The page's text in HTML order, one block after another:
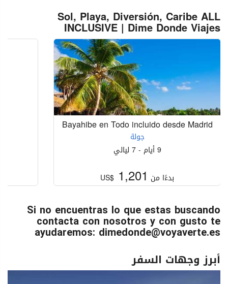
Sol, Playa, Diversión, Caribe ALL
INCLUSIVE | Dime Donde Viajes
Bayahibe en Todo incluido desde Madrid
جولة
9 أيام - 7 ليالي
بدءًا من US$ 1,201
Si no encuentras lo que estas buscando
contacta con nosotros y con gusto te
ayudaremos: dimedonde@voyaverte.es
أبرز وجهات السفر